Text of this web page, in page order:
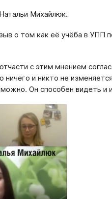
Михайлюк.
о том как её учёба в УПП
с этим мнением
ничего и никто не
Он способен видеть и